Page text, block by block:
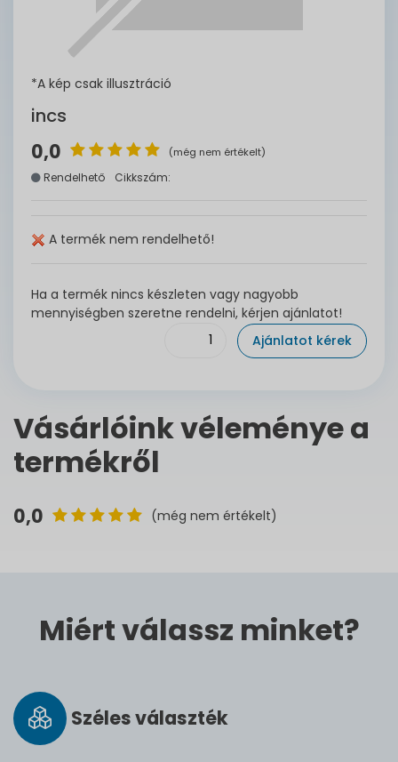
*A kép csak illusztráció
incs
0,0 (még nem értékelt)
Rendelhető Cikkszám:
A termék nem rendelhető!
Ha a termék nincs készleten vagy nagyobb
mennyiségben szeretne rendelni, kérjen ajánlatot!
Ajánlatot kérek
Vásárlóink véleménye a
termékről
0,0 (még nem értékelt)
Miért válassz minket?
Széles vá­lasz­ték